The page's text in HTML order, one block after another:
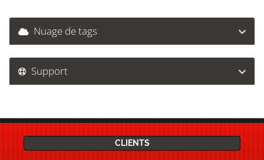
Nuage de tags
Support
CLIENTS